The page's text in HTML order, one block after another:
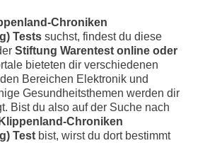
Chroniken
Tests suchst, findest du diese
Stiftung Warentest online oder
bieteten dir verschiedenen
Bereichen Elektronik und
Gesundheitsthemen werden dir
Bist du also auf der Suche nach
Klippenland-Chroniken
Test bist, wirst du dort bestimmt